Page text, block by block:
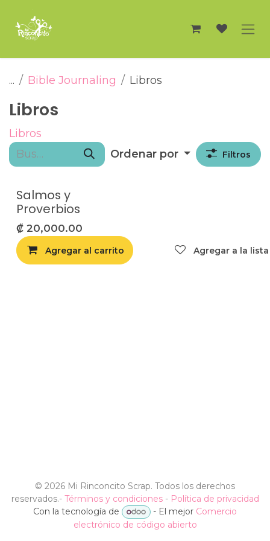
... Bible Journaling Libros
Libros
Libros
Ordenar por
Filtros
Salmos y
Proverbios
₡ 20,000.00
Agregar al carrito Agregar a la
© 2026 Mi Rinconcito Scrap. Todos los derechos
reservados.- Términos y condiciones- Política de privacidad
Con la tecnología de
- El mejor Comercio
electrónico de código abierto